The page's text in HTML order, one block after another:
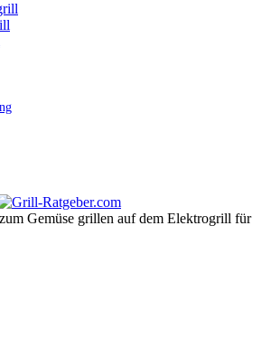
Gemüse grillen auf dem Elektrogrill für